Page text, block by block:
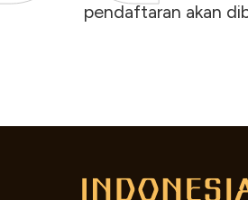
pendaftaran akan